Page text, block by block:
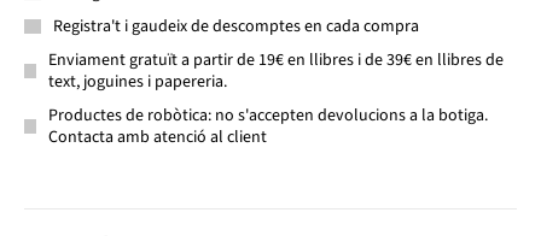
Registra't i gaudeix de descomptes en cada compra
Enviament gratuït a partir de 19€ en llibres i de 39€ en llibres de
text, joguines i papereria.
Productes de robòtica: no s'accepten devolucions a la botiga.
Contacta amb atenció al client